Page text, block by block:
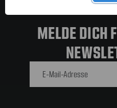
MELDE DICH